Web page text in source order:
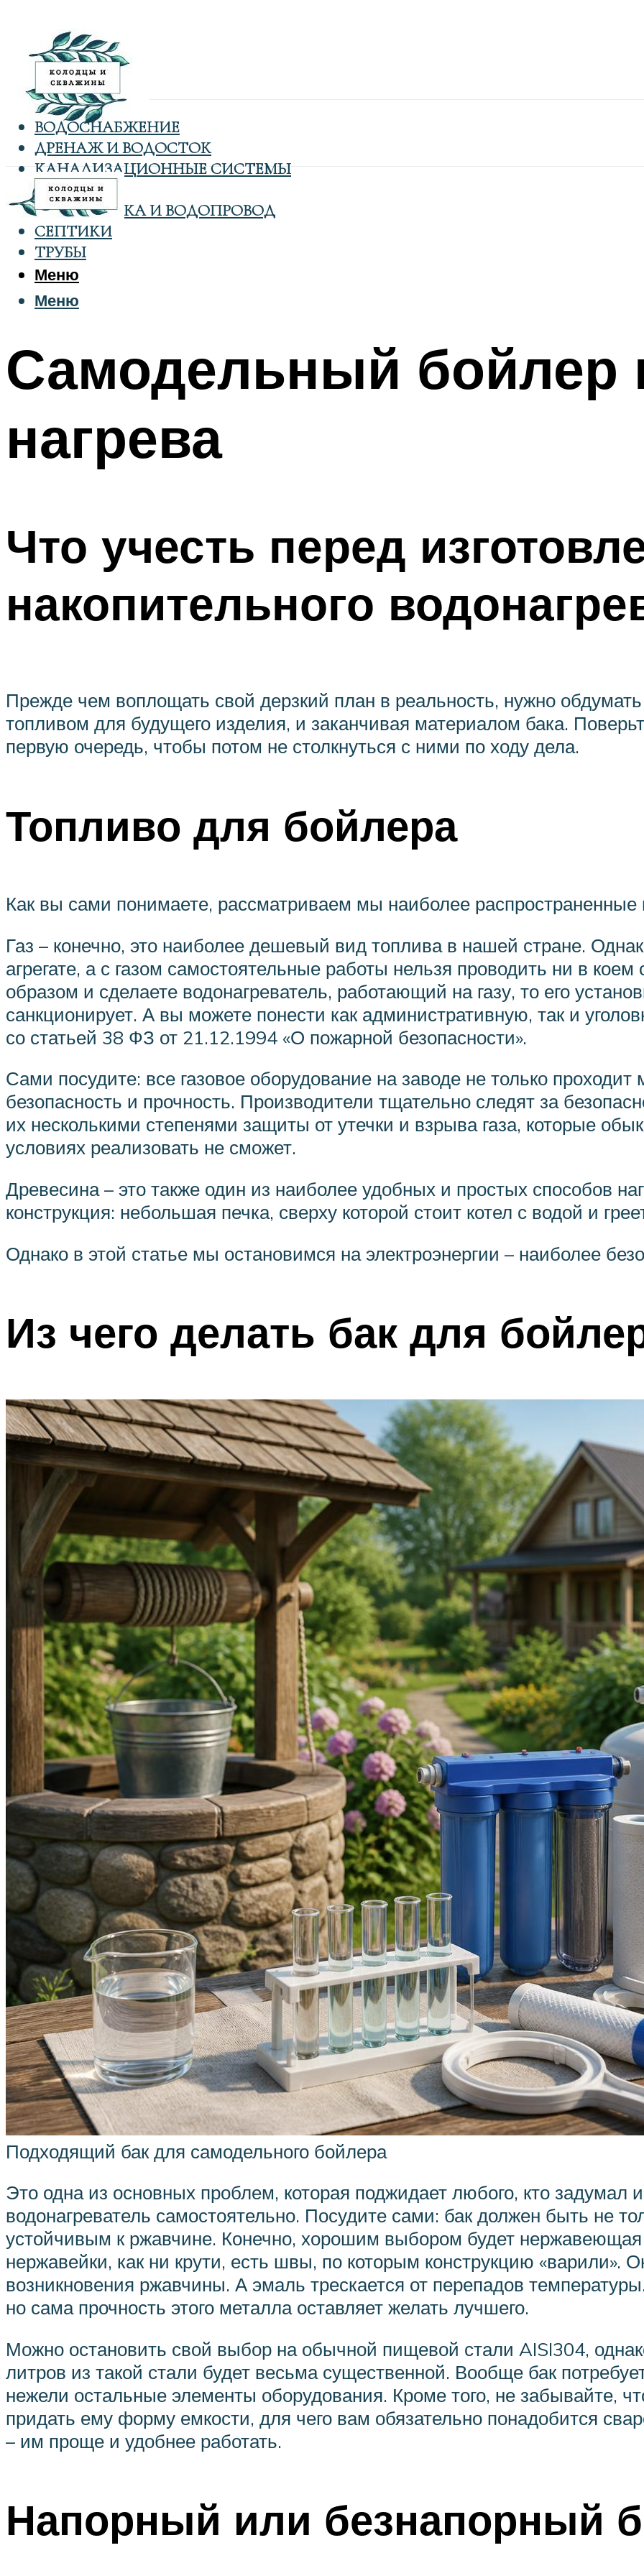
ВОДОСНАБЖЕНИЕ
ДРЕНАЖ И ВОДОСТОК
КАНАЛИЗАЦИОННЫЕ СИСТЕМЫ
КОЛОДЦЫ
САНТЕХНИКА И ВОДОПРОВОД
СЕПТИКИ
ТРУБЫ
Меню
Меню
Самодельный бойлер
нагрева
Что учесть перед
накопительного
Прежде чем воплощать свой дерзкий план в реальность, нужно
топливом для будущего изделия, и заканчивая материалом бака.
первую очередь, чтобы потом не столкнуться с ними по ходу дела.
Топливо для бойлера
Как вы сами понимаете, рассматриваем мы наиболее распространенные
Газ – конечно, это наиболее дешевый вид топлива в нашей стране.
агрегате, а с газом самостоятельные работы нельзя проводить ни в
образом и сделаете водонагреватель, работающий на газу, то его
санкционирует. А вы можете понести как административную, так и
со статьей 38 ФЗ от 21.12.1994 «О пожарной безопасности».
Сами посудите: все газовое оборудование на заводе не только проходит
безопасность и прочность. Производители тщательно следят за
их несколькими степенями защиты от утечки и взрыва газа, которые
условиях реализовать не сможет.
Древесина – это также один из наиболее удобных и простых способов
конструкция: небольшая печка, сверху которой стоит котел с водой и
Однако в этой статье мы остановимся на электроэнергии – наиболее
Из чего делать бак для
Подходящий бак для самодельного бойлера
Это одна из основных проблем, которая поджидает любого, кто задумал
водонагреватель самостоятельно. Посудите сами: бак должен быть не
устойчивым к ржавчине. Конечно, хорошим выбором будет
нержавейки, как ни крути, есть швы, по которым конструкцию «варили».
возникновения ржавчины. А эмаль трескается от перепадов
но сама прочность этого металла оставляет желать лучшего.
Можно остановить свой выбор на обычной пищевой стали AISI304,
литров из такой стали будет весьма существенной. Вообще бак
нежели остальные элементы оборудования. Кроме того, не забывайте,
придать ему форму емкости, для чего вам обязательно понадобится
– им проще и удобнее работать.
Напорный или безнапорный